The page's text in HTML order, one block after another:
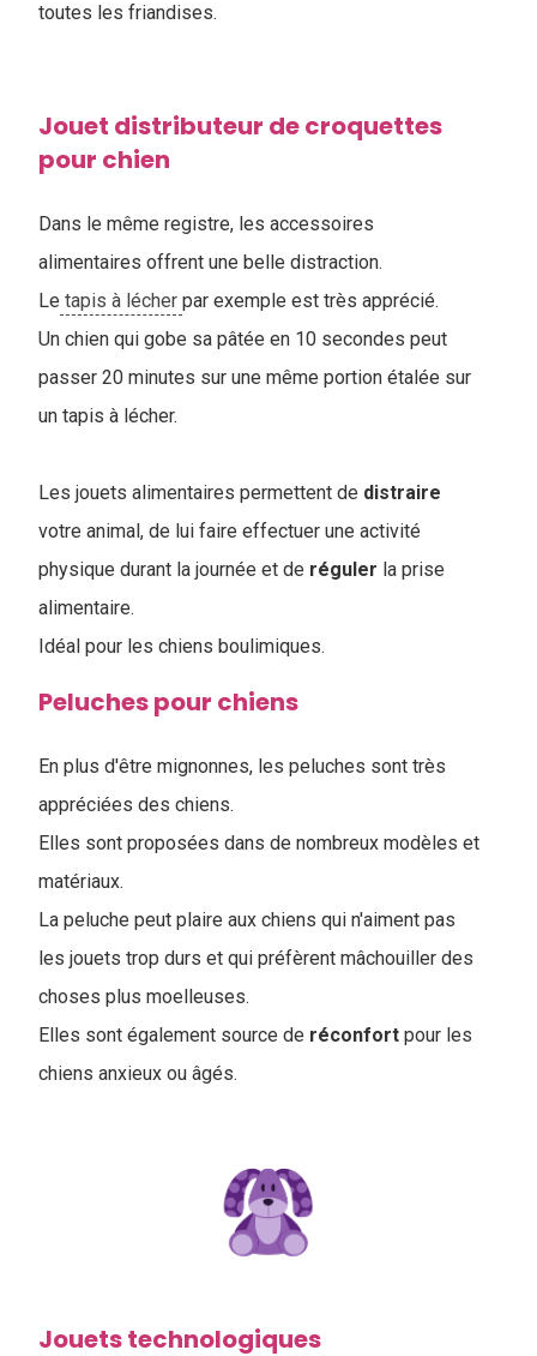
toutes les friandises.
Jouet distributeur de croquettes
pour chien
Dans le même registre, les accessoires
alimentaires offrent une belle distraction.
Le tapis à lécher par exemple est très apprécié.
Un chien qui gobe sa pâtée en 10 secondes peut
passer 20 minutes sur une même portion étalée sur
un tapis à lécher.
Les jouets alimentaires permettent de distraire
votre animal, de lui faire effectuer une activité
physique durant la journée et de réguler la prise
alimentaire.
Idéal pour les chiens boulimiques.
Peluches pour chiens
En plus d'être mignonnes, les peluches sont très
appréciées des chiens.
Elles sont proposées dans de nombreux modèles et
matériaux.
La peluche peut plaire aux chiens qui n'aiment pas
les jouets trop durs et qui préfèrent mâchouiller des
choses plus moelleuses.
Elles sont également source de réconfort pour les
chiens anxieux ou âgés.
Jouets technologiques